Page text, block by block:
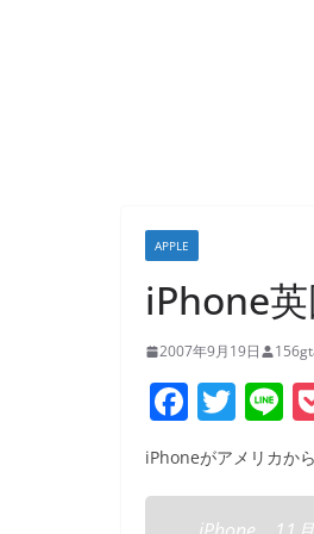
APPLE
iPhone
2007年9月19日
F
a
c
e
T
w
itt
er
Li
n
e
iPhoneがアメリカか